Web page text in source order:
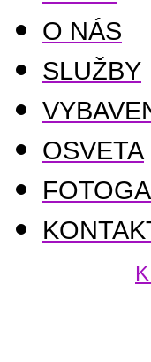
O NÁS
SLUŽBY
OSVETA